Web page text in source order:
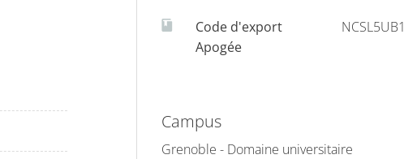
Code d'export
Apogée
NCSL5UB1
Campus
Grenoble - Domaine universitaire